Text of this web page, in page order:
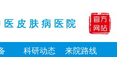
皮肤病医院
科研动态 来院路线